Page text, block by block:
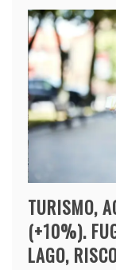
TURISMO,
(+10%).
LAGO,